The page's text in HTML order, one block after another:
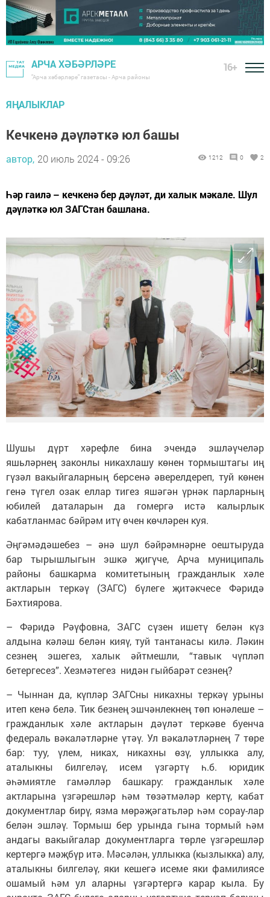
АРЧА ХӘБӘРЛӘРЕ
"Арча хәбәрләре" газетасы - Арча районы
16+
ЯҢАЛЫКЛАР
Кечкенә дәүләткә юл башы
автор, 20 июль 2024 - 09:26 1212 0 2
Һәр гаилә – кечкенә бер дәүләт, ди халык мәкале. Шул
дәүләткә юл ЗАГСтан башлана.
Шушы дүрт хәрефле бина эчендә эшләүчеләр
яшьләрнең законлы никахлашу көнен тормыштагы иң
гүзәл вакыйгаларның берсенә әверелдереп, туй көнен
генә түгел озак еллар тигез яшәгән үрнәк парларның
юбилей даталарын да гомергә истә калырлык
кабатланмас бәйрәм итү өчен көчләрен куя.
Әңгәмәдәшебез – әнә шул бәйрәмнәрне оештыруда
бар тырышлыгын эшкә җигүче, Арча муниципаль
районы башкарма комитетының гражданлык хәле
актларын теркәү (ЗАГС) бүлеге җитәкчесе Фәридә
Бәхтиярова.
– Фәридә Рәүфовна, ЗАГС сүзен ишетү белән күз
алдына кәләш белән кияү, туй тантанасы килә. Ләкин
сезнең эшегез, халык әйтмешли, “тавык чүпләп
бетергесез”. Хезмәтегез нидән гыйбарәт сезнең?
– Чыннан да, күпләр ЗАГСны никахны теркәү урыны
итеп кенә белә. Тик безнең эшчәнлекнең төп юнәлеше –
гражданлык хәле актларын дәүләт теркәве буенча
федераль вәкаләтләрне үтәү. Ул вәкаләтләрнең 7 төре
бар: туу, үлем, никах, никахны өзү, уллыкка алу,
аталыкны билгеләү, исем үзгәртү һ.б. юридик
әһәмиятле гамәлләр башкару: гражданлык хәле
актларына үзгәрешләр һәм төзәтмәләр кертү, кабат
документлар бирү, язма мөрәҗәгатьләр һәм сорау-лар
белән эшләү. Тормыш бер урында гына тормый һәм
андагы вакыйгалар документларга төрле үзгәрешләр
кертергә мәҗбүр итә. Мәсәлән, уллыкка (кызлыкка) алу,
аталыкны билгеләү, яки кешегә исеме яки фамилиясе
ошамый һәм ул аларны үзгәртергә карар кыла. Бу